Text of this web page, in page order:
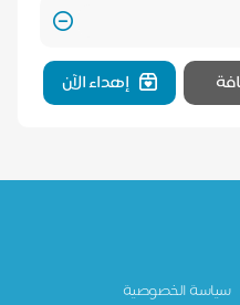
إهداء الآن
سياسة الخصوصية